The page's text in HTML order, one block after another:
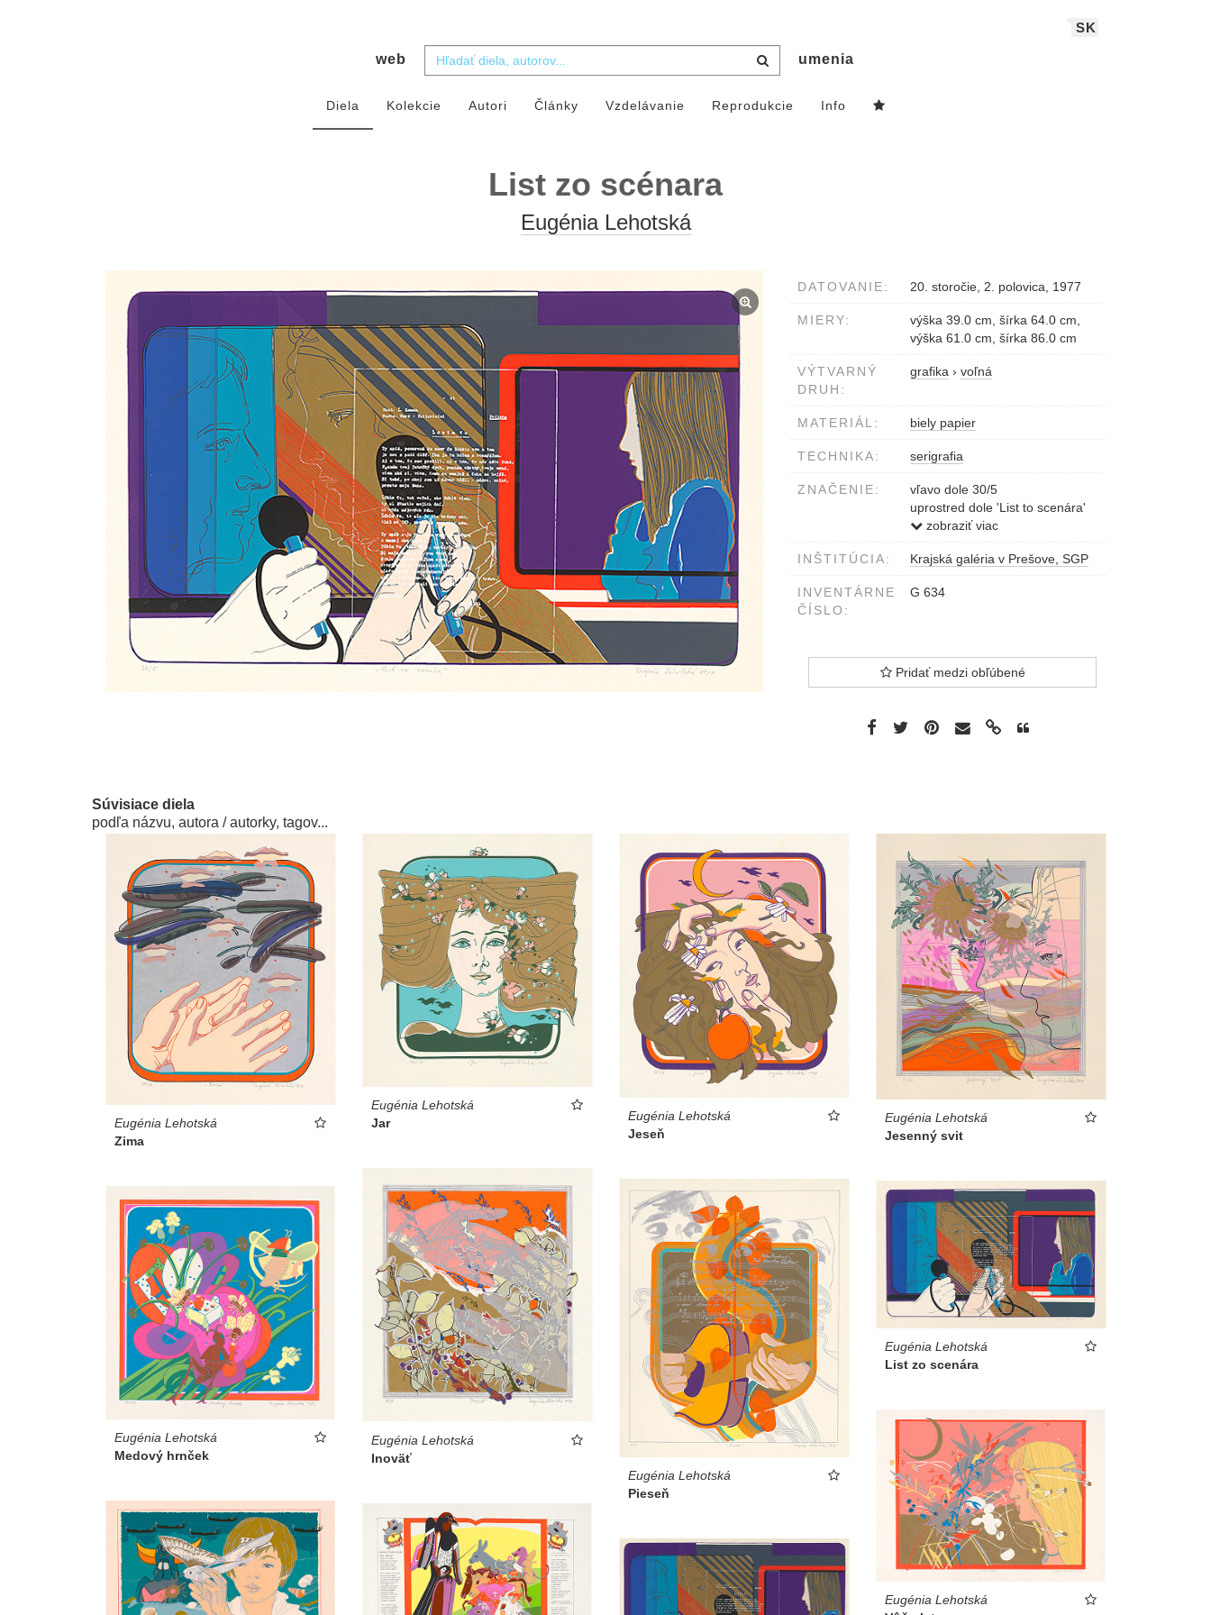
SK
web umenia
Diela Kolekcie Autori Články Vzdelávanie Reprodukcie Info
List zo scénara
Eugénia Lehotská
DATOVANIE: 20. storočie, 2. polovica, 1977
MIERY:
výška 39.0 cm, šírka 64.0 cm,
výška 61.0 cm, šírka 86.0 cm
VÝTVARNÝ
DRUH:
grafika › voľná
MATERIÁL: biely papier
TECHNIKA: serigrafia
ZNAČENIE:
vľavo dole 30/5
uprostred dole 'List to scenára'
vpravo dole Eugénia Lehotská
zobraziť viac
INŠTITÚCIA: Krajská galéria v Prešove, SGP
INVENTÁRNE
ČÍSLO:
G 634
Pridať medzi obľúbené
Súvisiace diela
podľa názvu, autora / autorky, tagov...
Eugénia Lehotská
Zima
Eugénia Lehotská
Jar
Eugénia Lehotská
Jeseň
Eugénia Lehotská
Jesenný svit
Eugénia Lehotská
Inoväť
Eugénia Lehotská
Pieseň
Eugénia Lehotská
List zo scenára
Eugénia Lehotská
Medový hrnček
Eugénia Lehotská